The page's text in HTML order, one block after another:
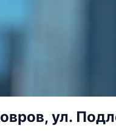
ул.